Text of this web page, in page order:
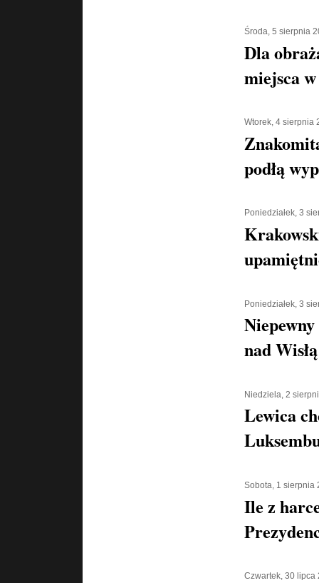
Środa, 5 sierpnia
Dla
miejsca
Wtorek, 4 sierpnia
podłą
Poniedziałek, 3
Poniedziałek, 3
nad Wisłą
Niedziela, 2
Lewica
Sobota, 1 sierpnia
Ile z
Czwartek, 30 lipca